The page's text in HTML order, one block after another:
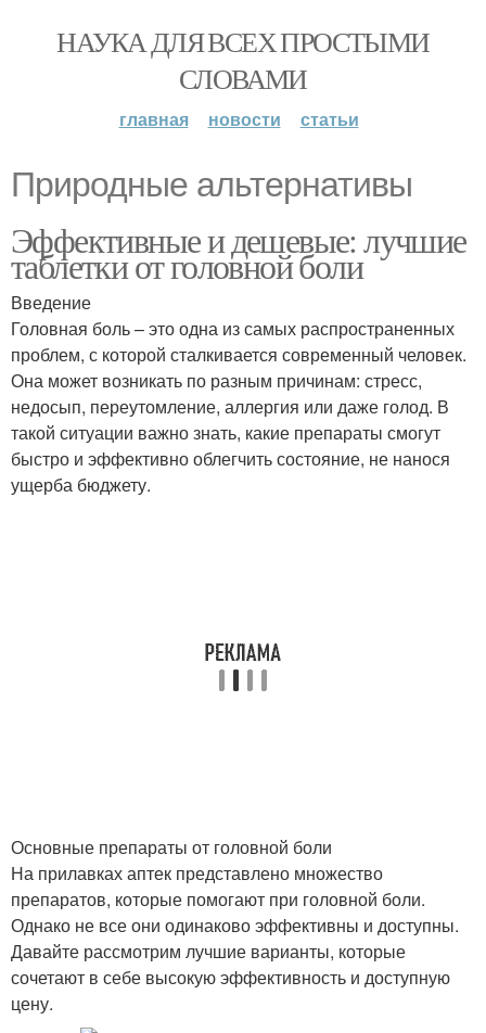
НАУКА ДЛЯ ВСЕХ ПРОСТЫМИ
СЛОВАМИ
главная новости статьи
Природные альтернативы
Эффективные и дешевые: лучшие
таблетки от головной боли
Введение
Головная боль – это одна из самых распространенных
проблем, с которой сталкивается современный человек.
Она может возникать по разным причинам: стресс,
недосып, переутомление, аллергия или даже голод. В
такой ситуации важно знать, какие препараты смогут
быстро и эффективно облегчить состояние, не нанося
ущерба бюджету.
Основные препараты от головной боли
На прилавках аптек представлено множество
препаратов, которые помогают при головной боли.
Однако не все они одинаково эффективны и доступны.
Давайте рассмотрим лучшие варианты, которые
сочетают в себе высокую эффективность и доступную
цену.